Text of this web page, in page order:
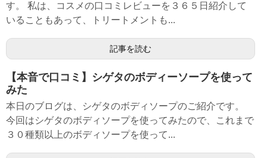
す。 私は、コスメの口コミレビューを３６５日紹介して
いることもあって、トリートメントも...
記事を読む
【本音で口コミ】シゲタのボディーソープを使って
みた
本日のブログは、シゲタのボディソープのご紹介です。
今回はシゲタのボディソープを使ってみたので、これまで
３０種類以上のボディソープを使って...